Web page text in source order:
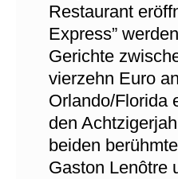
Restaurant
Express”
Gerichte
vierzehn Euro
Orlando/Florida
den
beiden
Gaston Lenôtre